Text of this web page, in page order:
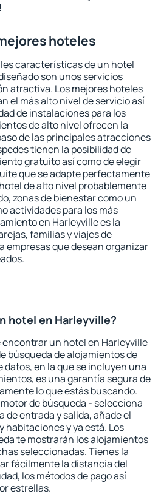
hoteles
características de un hotel
son unos servicios
atractiva. Los mejores hoteles
el más alto nivel de servicio así
de instalaciones para los
de alto nivel ofrecen la
de las principales atracciones
tienen la posibilidad de
gratuito así como de elegir
que se adapte perfectamente
de alto nivel probablemente
zonas de bienestar como un
actividades para los más
en Harleyville es la
familias y viajes de
empresas que desean organizar
hotel en Harleyville?
encontrar un hotel en Harleyville
búsqueda de alojamientos de
datos, en la que se incluyen una
es una garantía segura de
lo que estás buscando.
de búsqueda - selecciona
de entrada y salida, añade el
habitaciones y ya está. Los
te mostrarán los alojamientos
seleccionadas. Tienes la
fácilmente la distancia del
los métodos de pago así
estrellas.